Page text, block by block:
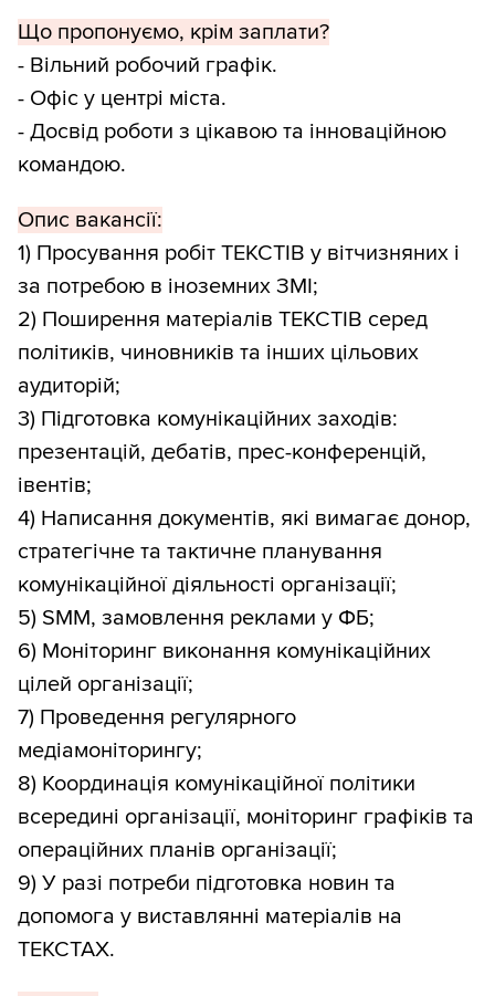
Що пропонуємо, крім заплати?
- Вільний робочий графік.
- Офіс у центрі міста.
- Досвід роботи з цікавою та інноваційною
командою.
Опис вакансії:
1) Просування робіт ТЕКСТІВ у вітчизняних і
за потребою в іноземних ЗМІ;
2) Поширення матеріалів ТЕКСТІВ серед
політиків, чиновників та інших цільових
аудиторій;
3) Підготовка комунікаційних заходів:
презентацій, дебатів, прес-конференцій,
івентів;
4) Написання документів, які вимагає донор,
стратегічне та тактичне планування
комунікаційної діяльності організації;
5) SMM, замовлення реклами у ФБ;
6) Моніторинг виконання комунікаційних
цілей організації;
7) Проведення регулярного
медіамоніторингу;
8) Координація комунікаційної політики
всередині організації, моніторинг графіків та
операційних планів організації;
9) У разі потреби підготовка новин та
допомога у виставлянні матеріалів на
ТЕКСТАХ.